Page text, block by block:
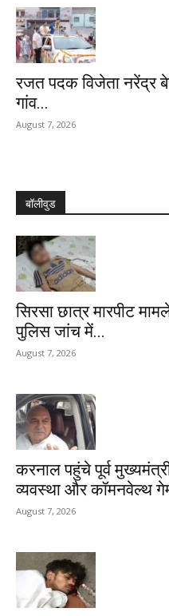
रजत पदक विजेता नरेंद्र
गांव...
August 7, 2026
बॉलीवुड
सिरसा छात्र मारपीट
पुलिस जांच में...
August 7, 2026
करनाल पहुंचे पूर्व
व्यवस्था और कॉमनवेल्थ
August 7, 2026